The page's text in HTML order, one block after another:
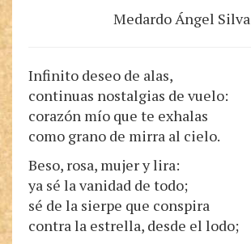
Medardo Ángel Silva
Infinito deseo de alas,
continuas nostalgias de vuelo:
corazón mío que te exhalas
como grano de mirra al cielo.
Beso, rosa, mujer y lira:
ya sé la vanidad de todo;
sé de la sierpe que conspira
contra la estrella, desde el lodo;